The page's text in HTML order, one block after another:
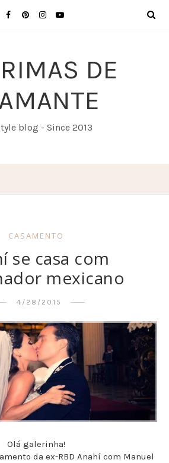
DE
blog - Since 2013
CASAMENTO
se casa com
mexicano
4/28/2015
Olá galerinha!
da ex-RBD Anahí com Manuel